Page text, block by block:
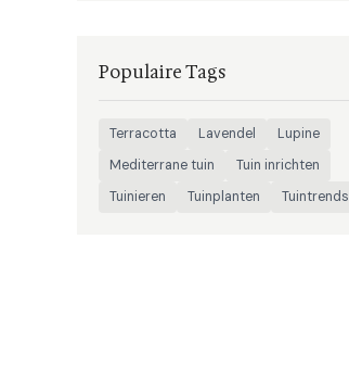
Populaire Tags
Terracotta Lavendel
Lupine
Mediterrane tuin
Tuin inrichten
Tuinieren
Tuinplanten Tuintrends